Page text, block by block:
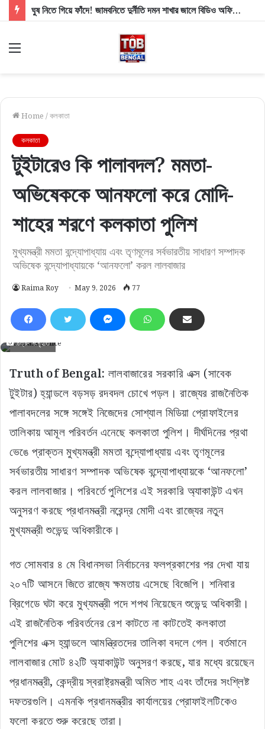
ঘুষ নিতে গিয়ে ফাঁদে! জামবনিতে দুর্নীতি দমন শাখার জালে বিডিও অফিসের সাব অ্যাসিস্ট্যান্ট ইঞ্জিনিয়ার
Menu
Home /কলকাতা
কলকাতা
টুইটারেও কি পালাবদল? মমতা-
অভিষেককে আনফলো করে মোদি-
শাহের শরণে কলকাতা পুলিশ
মুখ্যমন্ত্রী মমতা বন্দ্যোপাধ্যায় এবং তৃণমূলের সর্বভারতীয় সাধারণ সম্পাদক
অভিষেক বন্দ্যোপাধ্যায়কে ‘আনফলো’ করল লালবাজার
Raima Roy May 9, 2026 77
চিত্র- সংগৃহীত
Truth of Bengal: লালবাজারের সরকারি এক্স (সাবেক
টুইটার) হ্যান্ডলে বড়সড় রদবদল চোখে পড়ল। রাজ্যের রাজনৈতিক
পালাবদলের সঙ্গে সঙ্গেই নিজেদের সোশ্যাল মিডিয়া প্রোফাইলের
তালিকায় আমূল পরিবর্তন এনেছে কলকাতা পুলিশ। দীর্ঘদিনের প্রথা
ভেঙে প্রাক্তন মুখ্যমন্ত্রী মমতা বন্দ্যোপাধ্যায় এবং তৃণমূলের
সর্বভারতীয় সাধারণ সম্পাদক অভিষেক বন্দ্যোপাধ্যায়কে ‘আনফলো’
করল লালবাজার। পরিবর্তে পুলিশের এই সরকারি অ্যাকাউন্ট এখন
অনুসরণ করছে প্রধানমন্ত্রী নরেন্দ্র মোদী এবং রাজ্যের নতুন
মুখ্যমন্ত্রী শুভেন্দু অধিকারীকে।
গত সোমবার ৪ মে বিধানসভা নির্বাচনের ফলপ্রকাশের পর দেখা যায়
২০৭টি আসনে জিতে রাজ্যে ক্ষমতায় এসেছে বিজেপি। শনিবার
ব্রিগেডে ঘটা করে মুখ্যমন্ত্রী পদে শপথ নিয়েছেন শুভেন্দু অধিকারী।
এই রাজনৈতিক পরিবর্তনের রেশ কাটতে না কাটতেই কলকাতা
পুলিশের এক্স হ্যান্ডলে আমন্ত্রিতদের তালিকা বদলে গেল। বর্তমানে
লালবাজার মোট ৪২টি অ্যাকাউন্ট অনুসরণ করছে, যার মধ্যে রয়েছেন
প্রধানমন্ত্রী, কেন্দ্রীয় স্বরাষ্ট্রমন্ত্রী অমিত শাহ এবং তাঁদের সংশ্লিষ্ট
দফতরগুলি। এমনকি প্রধানমন্ত্রীর কার্যালয়ের প্রোফাইলটিকেও
ফলো করতে শুরু করেছে তারা।